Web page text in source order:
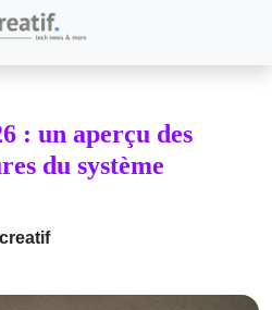
: un aperçu des
du système